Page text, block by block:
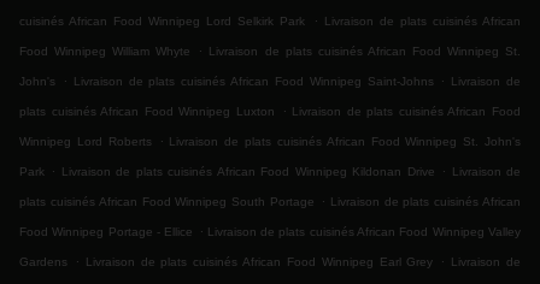
cuisinés African Food Winnipeg Lord Selkirk Park . Livraison de plats cuisinés African
Food Winnipeg William Whyte . Livraison de plats cuisinés African Food Winnipeg St.
John's . Livraison de plats cuisinés African Food Winnipeg Saint-Johns . Livraison de
plats cuisinés African Food Winnipeg Luxton . Livraison de plats cuisinés African Food
Winnipeg Lord Roberts . Livraison de plats cuisinés African Food Winnipeg St. John's
Park . Livraison de plats cuisinés African Food Winnipeg Kildonan Drive . Livraison de
plats cuisinés African Food Winnipeg South Portage . Livraison de plats cuisinés African
Food Winnipeg Portage - Ellice . Livraison de plats cuisinés African Food Winnipeg Valley
Gardens . Livraison de plats cuisinés African Food Winnipeg Earl Grey . Livraison de